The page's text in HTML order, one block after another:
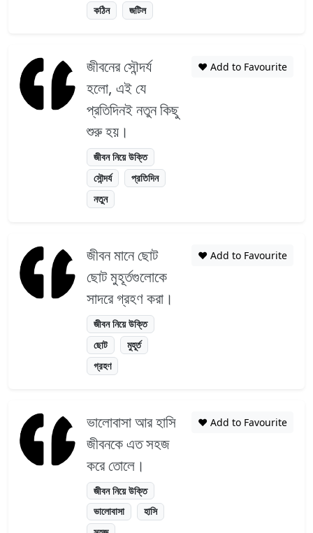
কঠিন
জটিল
জীবনের সৌন্দর্য
হলো, এই যে
প্রতিদিনই নতুন কিছু
শুরু হয়।
জীবন নিয়ে উক্তি
সৌন্দর্য
প্রতিদিন
নতুন
❤️ Add to Favourite
জীবন মানে ছোট
ছোট মুহূর্তগুলোকে
সাদরে গ্রহণ করা।
জীবন নিয়ে উক্তি
ছোট
মুহূর্ত
গ্রহণ
❤️ Add to Favourite
ভালোবাসা আর হাসি
জীবনকে এত সহজ
করে তোলে।
জীবন নিয়ে উক্তি
ভালোবাসা
হাসি
❤️ Add to Favourite